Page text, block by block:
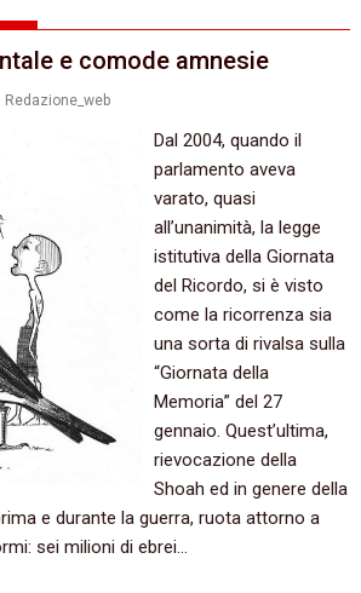
e comode amnesie
Redazione_web
Dal 2004, quando il
parlamento aveva
varato, quasi
all’unanimità, la legge
istitutiva della Giornata
del Ricordo, si è visto
come la ricorrenza sia
una sorta di rivalsa sulla
“Giornata della
Memoria” del 27
gennaio. Quest’ultima,
rievocazione della
Shoah ed in genere della
e durante la guerra, ruota attorno a
sei milioni di ebrei…